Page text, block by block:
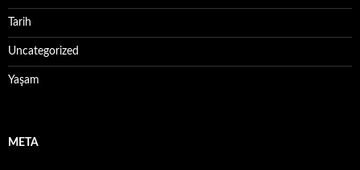
Tarih
Uncategorized
Yaşam
META